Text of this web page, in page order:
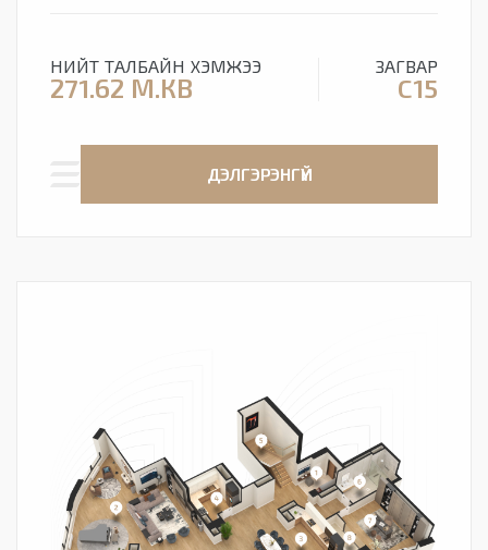
НИЙТ ТАЛБАЙН ХЭМЖЭЭ
271.62 М.КВ
ЗАГВАР
C15
ДЭЛГЭРЭНГҮЙ